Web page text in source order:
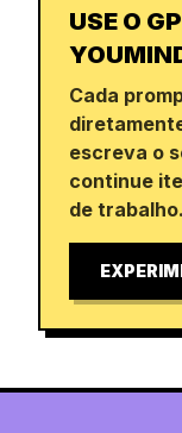
USE O
Cada
escreva o
continue
de trabalho.